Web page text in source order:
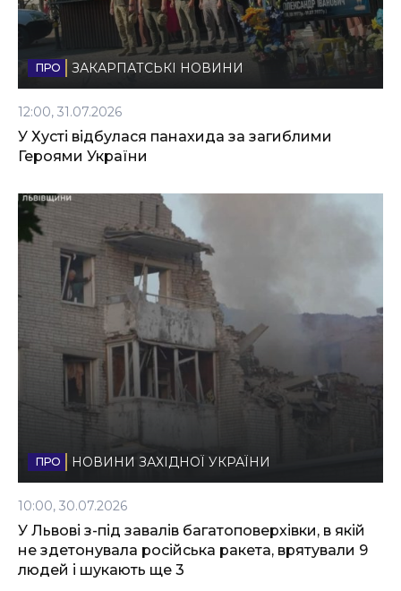
ЗАКАРПАТСЬКІ НОВИНИ
12:00, 31.07.2026
У Хусті відбулася панахида за загиблими
Героями України
НОВИНИ ЗАХІДНОЇ УКРАЇНИ
10:00, 30.07.2026
У Львові з-під завалів багатоповерхівки, в якій
не здетонувала російська ракета, врятували 9
людей і шукають ще 3